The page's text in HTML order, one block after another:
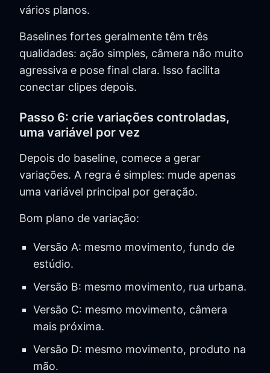
vários planos.
Baselines fortes geralmente têm três
qualidades: ação simples, câmera não muito
agressiva e pose final clara. Isso facilita
conectar clipes depois.
Passo 6: crie variações controladas,
uma variável por vez
Depois do baseline, comece a gerar
variações. A regra é simples: mude apenas
uma variável principal por geração.
Bom plano de variação:
Versão A: mesmo movimento, fundo de
estúdio.
Versão B: mesmo movimento, rua urbana.
Versão C: mesmo movimento, câmera
mais próxima.
Versão D: mesmo movimento, produto na
mão.